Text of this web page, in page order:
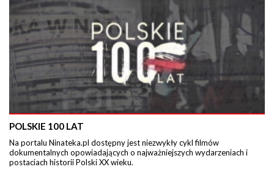
POLSKIE 100 LAT
Na portalu Ninateka.pl dostępny jest niezwykły cykl filmów
dokumentalnych opowiadających o najważniejszych wydarzeniach i
postaciach historii Polski XX wieku.